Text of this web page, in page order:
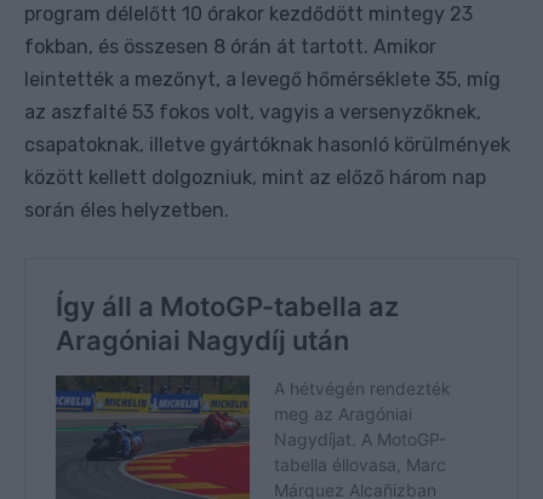
program délelőtt 10 órakor kezdődött mintegy 23
fokban, és összesen 8 órán át tartott. Amikor
leintették a mezőnyt, a levegő hőmérséklete 35, míg
az aszfalté 53 fokos volt, vagyis a versenyzőknek,
csapatoknak, illetve gyártóknak hasonló körülmények
között kellett dolgozniuk, mint az előző három nap
során éles helyzetben.